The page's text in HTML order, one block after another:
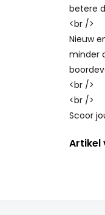
betere
<br />
Nieuw
minder
<br />
<br />
Scoor
Artikel